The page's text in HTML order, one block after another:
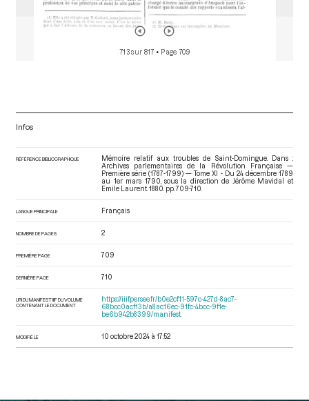
713 sur 817 • Page 709
Infos
RÉFÉRENCE BIBLIOGRAPHIQUE
Mémoire relatif aux troubles de Saint-Domingue. Dans :
Archives parlementaires de la Révolution Française —
Première série (1787-1799) — Tome XI - Du 24 décembre 1789
au 1er mars 1790 , sous la direction de Jérôme Mavidal et
Emile Laurent. 1880. pp. 709-710.
LANGUE PRINCIPALE Français
NOMBRE DE PAGES 2
PREMIÈRE PAGE 709
DERNIÈRE PAGE 710
URI DU MANIFEST IIIF DU VOLUME
CONTENANT LE DOCUMENT
https://iiif.persee.fr/b0e2cf11-597c-427d-8ac7-
68bcc0acf13b/a8ac16ec-91fc-4bcc-9f1e-
be6b942b8399/manifest
MODIFIÉ LE 10 octobre 2024 à 17:52